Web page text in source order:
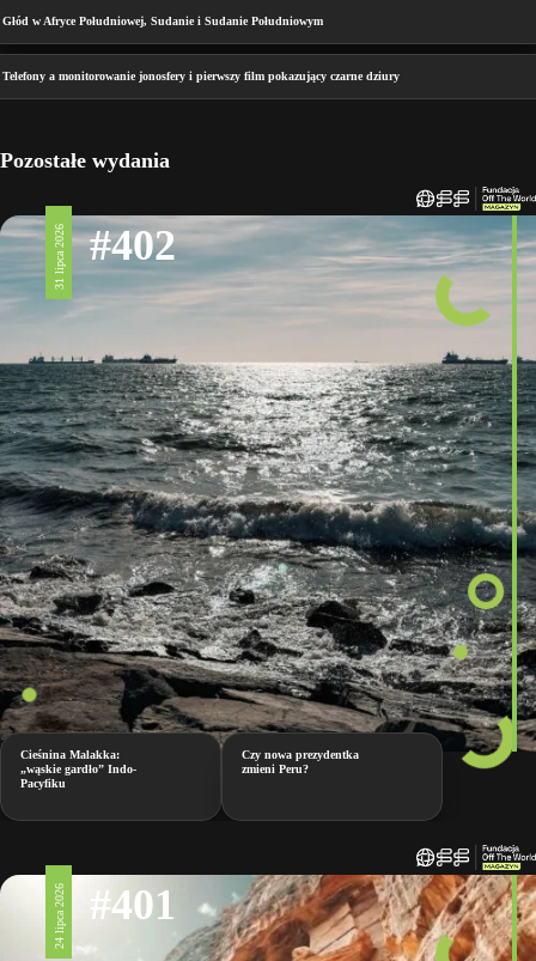
Głód w Afryce Południowej, Sudanie i Sudanie Południowym
Telefony a monitorowanie jonosfery i pierwszy film pokazujący czarne dziury
Pozostałe wydania
31 lipca 2026 #402
Cieśnina Malakka:
„wąskie gardło” Indo-
Pacyfiku
Czy nowa prezydentka
zmieni Peru?
24 lipca 2026 #401